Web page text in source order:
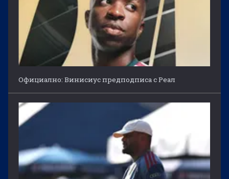
Официално: Винисиус предподписа с Реал